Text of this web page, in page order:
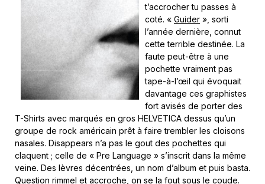
t’accrocher tu passes à
coté. « Guider », sorti
l’année dernière, connut
cette terrible destinée. La
faute peut-être à une
pochette vraiment pas
tape-à-l’œil qui évoquait
davantage ces graphistes
fort avisés de porter des
T-Shirts avec marqués en gros HELVETICA dessus qu’un
groupe de rock américain prêt à faire trembler les cloisons
nasales. Disappears n’a pas le gout des pochettes qui
claquent ; celle de « Pre Language » s’inscrit dans la même
veine. Des lèvres décentrées, un nom d’album et puis basta.
Question rimmel et accroche, on se la fout sous le coude.